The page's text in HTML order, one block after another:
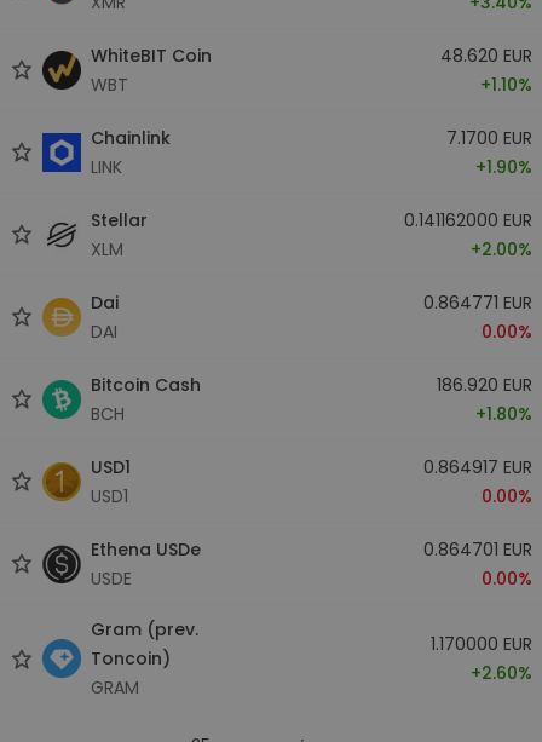
WhiteBIT Coin
WBT
48.620 EUR
+1.10%
Chainlink
LINK
7.1700 EUR
+1.90%
Stellar
XLM
0.141162000 EUR
+2.00%
Dai
DAI
0.864771 EUR
0.00%
Bitcoin Cash
BCH
186.920 EUR
+1.80%
USD1
USD1
0.864917 EUR
0.00%
Ethena USDe
USDE
0.864701 EUR
0.00%
Gram (prev.
Toncoin)
GRAM
1.170000 EUR
+2.60%